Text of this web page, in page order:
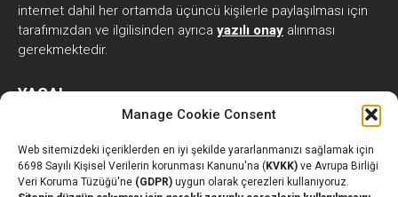
Manage Cookie Consent
Web sitemizdeki içeriklerden en iyi şekilde yararlanmanızı sağlamak için
6698 Sayılı Kişisel Verilerin korunması Kanunu'na ( KVKK) ve Avrupa Birliği
Veri Koruma Tüzüğü'ne (GDPR) uygun olarak çerezleri kullanıyoruz.
internet dahil her ortamda üçüncü kişilerle paylaşılması için
tarafımızdan ve ilgilisinden ayrıca yazılı onay alınması
gerekmektedir.
YASAL
Kişisel Verilerin İşlenmesine İlişkin Açık Rıza Beyanı
Kişisel Verilerin İşlenmesine İlişkin Aydınlatma Metni